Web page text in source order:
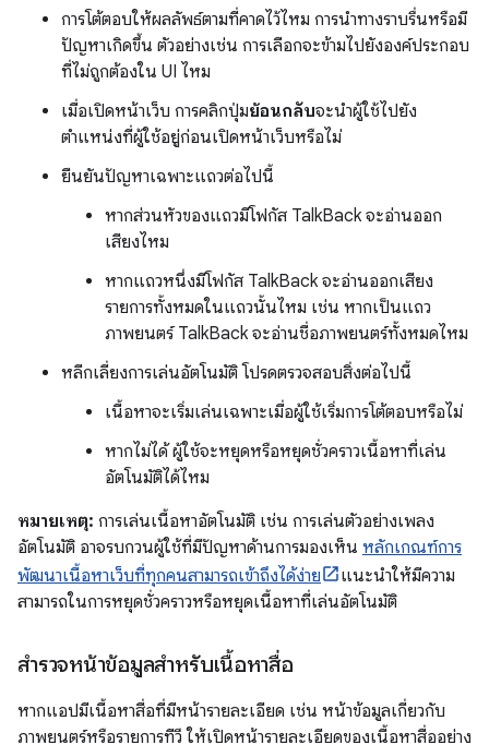
การโต้ตอบให้ผลลัพธ์ตามที่คาดไว้ไหม การนำทางราบรื่นหรือมี
ปัญหาเกิดขึ้น ตัวอย่างเช่น การเลือกจะข้ามไปยังองค์ประกอบ
ที่ไม่ถูกต้องใน UI ไหม
เมื่อเปิดหน้าเว็บ การคลิกปุ่มย้อนกลับจะนำผู้ใช้ไปยัง
ตำแหน่งที่ผู้ใช้อยู่ก่อนเปิดหน้าเว็บหรือไม่
ยืนยันปัญหาเฉพาะแถวต่อไปนี้
หากส่วนหัวของแถวมีโฟกัส TalkBack จะอ่านออก
เสียงไหม
หากแถวหนึ่งมีโฟกัส TalkBack จะอ่านออกเสียง
รายการทั้งหมดในแถวนั้นไหม เช่น หากเป็นแถว
ภาพยนตร์ TalkBack จะอ่านชื่อภาพยนตร์ทั้งหมดไหม
หลีกเลี่ยงการเล่นอัตโนมัติ โปรดตรวจสอบสิ่งต่อไปนี้
เนื้อหาจะเริ่มเล่นเฉพาะเมื่อผู้ใช้เริ่มการโต้ตอบหรือไม่
หากไม่ได้ ผู้ใช้จะหยุดหรือหยุดชั่วคราวเนื้อหาที่เล่น
อัตโนมัติได้ไหม
หมายเหตุ: การเล่นเนื้อหาอัตโนมัติ เช่น การเล่นตัวอย่างเพลง
อัตโนมัติ อาจรบกวนผู้ใช้ที่มีปัญหาด้านการมองเห็น หลักเกณฑ์การ
พัฒนาเนื้อหาเว็บที่ทุกคนสามารถเข้าถึงได้ง่าย
แนะนำให้มีความ
สามารถในการหยุดชั่วคราวหรือหยุดเนื้อหาที่เล่นอัตโนมัติ
สำรวจหน้าข้อมูลสำหรับเนื้อหาสื่อ
หากแอปมีเนื้อหาสื่อที่มีหน้ารายละเอียด เช่น หน้าข้อมูลเกี่ยวกับ
ภาพยนตร์หรือรายการทีวี ให้เปิดหน้ารายละเอียดของเนื้อหาสื่ออย่าง